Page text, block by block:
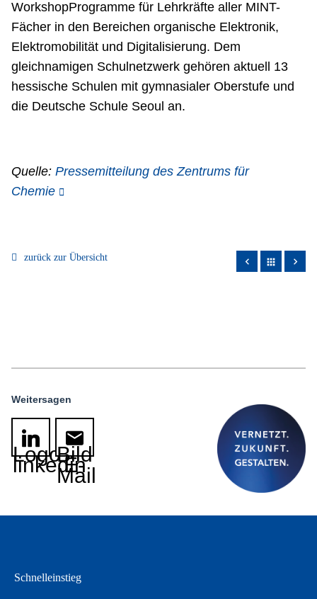
WorkshopProgramme für Lehrkräfte aller MINT-
Fächer in den Bereichen organische Elektronik,
Elektromobilität und Digitalisierung. Dem
gleichnamigen Schulnetzwerk gehören aktuell 13
hessische Schulen mit gymnasialer Oberstufe und
die Deutsche Schule Seoul an.
Quelle: Pressemitteilung des Zentrums für
Chemie
zurück zur Übersicht apps
Weitersagen
Logo
linkedin
Bild
E-
Mail
Schnelleinstieg